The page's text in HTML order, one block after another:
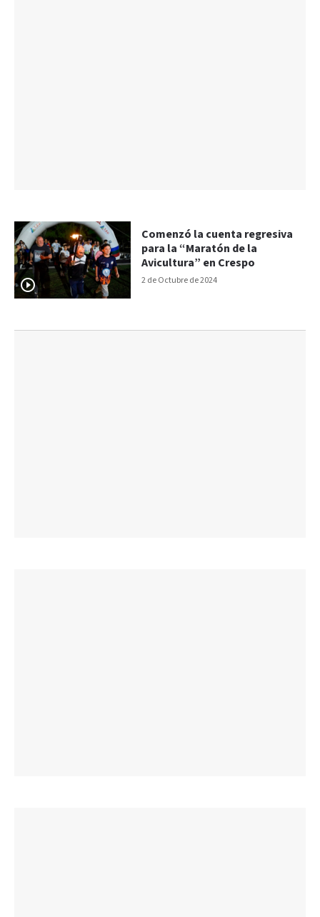
2 de Octubre de 2024
Comenzó la cuenta regresiva
para la “Maratón de la
Avicultura” en Crespo